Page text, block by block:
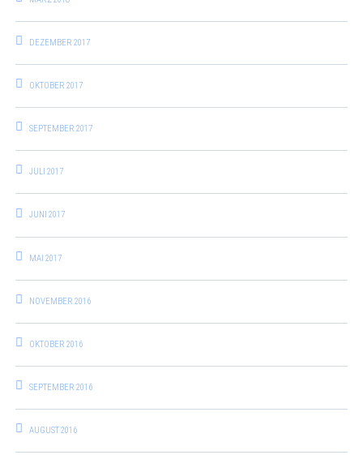
DEZEMBER 2017
OKTOBER 2017
SEPTEMBER 2017
JULI 2017
JUNI 2017
MAI 2017
NOVEMBER 2016
OKTOBER 2016
SEPTEMBER 2016
AUGUST 2016